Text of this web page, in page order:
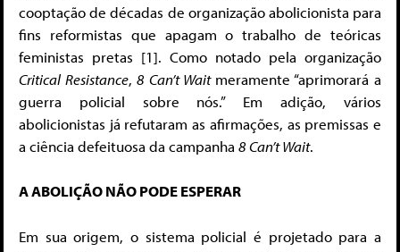
cooptação de décadas de organização abolicionista para
fins reformistas que apagam o trabalho de teóricas
feministas pretas [1]. Como notado pela organização
Critical Resistance,8 Can’t Wait meramente “aprimorará a
guerra policial sobre nós.” Em adição, vários
abolicionistas já refutaram as afirmações, as premissas e
a ciência defeituosa da campanha 8Can’t Wait.
A ABOLIÇÃO NÃO PODE ESPERAR
Em sua origem, o sistema policial é projetado para a